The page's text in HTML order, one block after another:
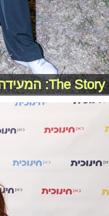
The Story: המעידה של קים אור אזולאי